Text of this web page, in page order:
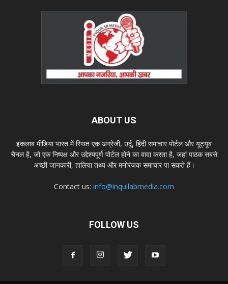
ABOUT US
इंकलाब मीडिया भारत में स्थित एक अंग्रेजी, उर्दू, हिंदी समाचार पोर्टल और यूट्यूब
चैनल है, जो एक निष्पक्ष और उद्देश्यपूर्ण पोर्टल होने का वादा करता है, जहां पाठक सबसे
अच्छी जानकारी, हालिया तथ्य और मनोरंजक समाचार पा सकते हैं।
Contact us: info@inquilabmedia.com
FOLLOW US